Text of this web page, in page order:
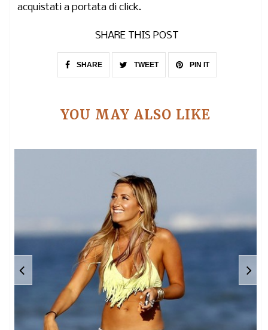
acquistati a portata di click.
SHARE THIS POST
SHARE TWEET PIN IT
YOU MAY ALSO LIKE